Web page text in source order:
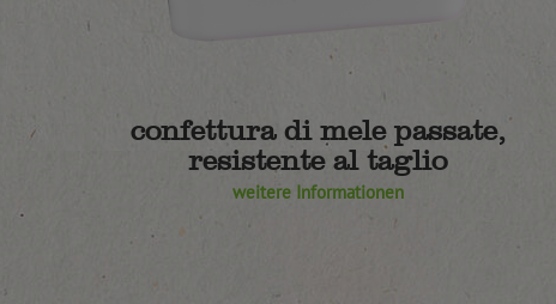
confettura di mele passate,
resistente al taglio
weitere Informationen